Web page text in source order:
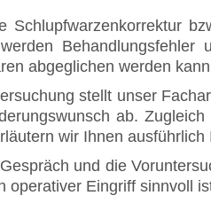
Schlupfwarzenkorrektur
abgeglichen werden
stellt unser
ab.
wir Ihnen
und die
operativer Eingriff sinnvoll